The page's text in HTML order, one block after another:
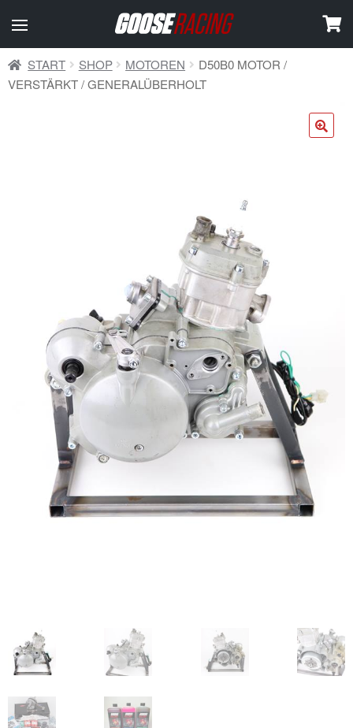
START SHOP MOTOREN
D50B0 MOTOR /
VERSTÄRKT / GENERALÜBERHOLT